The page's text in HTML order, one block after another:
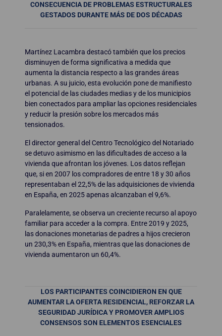
CONSECUENCIA DE PROBLEMAS ESTRUCTURALES
GESTADOS DURANTE MÁS DE DOS DÉCADAS
Martínez Lacambra destacó también que los precios
disminuyen de forma significativa a medida que
aumenta la distancia respecto a las grandes áreas
urbanas. A su juicio, esta evolución pone de manifiesto
el potencial de las ciudades medias y de los municipios
bien conectados para ampliar las opciones residenciales
y reducir la presión sobre los mercados más
tensionados.
El director general del Centro Tecnológico del Notariado
se detuvo asimismo en las dificultades de acceso a la
vivienda que afrontan los jóvenes. Los datos reflejan
que, si en 2007 los compradores de entre 18 y 30 años
representaban el 22,5% de las adquisiciones de vivienda
en España, en 2025 apenas alcanzaban el 9,6%.
Paralelamente, se observa un creciente recurso al apoyo
familiar para acceder a la compra. Entre 2019 y 2025,
las donaciones monetarias de padres a hijos crecieron
un 230,3% en España, mientras que las donaciones de
vivienda aumentaron un 60,4%.
LOS PARTICIPANTES COINCIDIERON EN QUE
AUMENTAR LA OFERTA RESIDENCIAL, REFORZAR LA
SEGURIDAD JURÍDICA Y PROMOVER AMPLIOS
CONSENSOS SON ELEMENTOS ESENCIALES